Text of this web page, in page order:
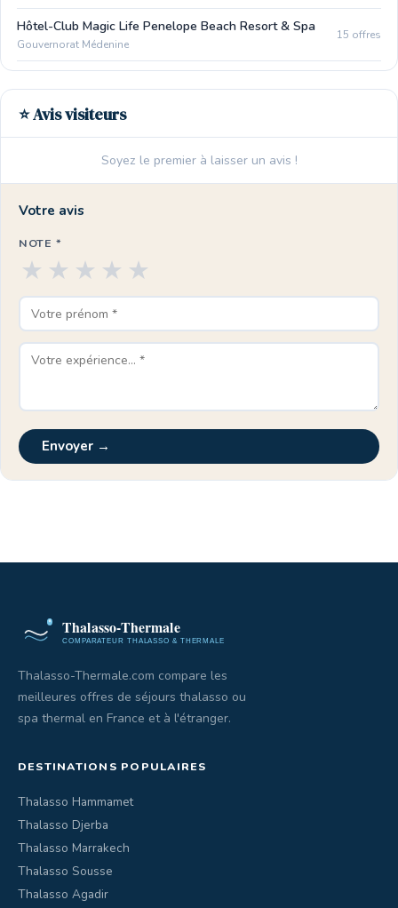
Hôtel-Club Magic Life Penelope Beach Resort & Spa
Gouvernorat Médenine
15 offres
⭐ Avis visiteurs
Soyez le premier à laisser un avis !
Votre avis
NOTE *
★
★
★
★
★
Envoyer →
Thalasso-Thermale.com compare les
meilleures offres de séjours thalasso ou
spa thermal en France et à l'étranger.
DESTINATIONS POPULAIRES
Thalasso Hammamet
Thalasso Djerba
Thalasso Marrakech
Thalasso Sousse
Thalasso Agadir